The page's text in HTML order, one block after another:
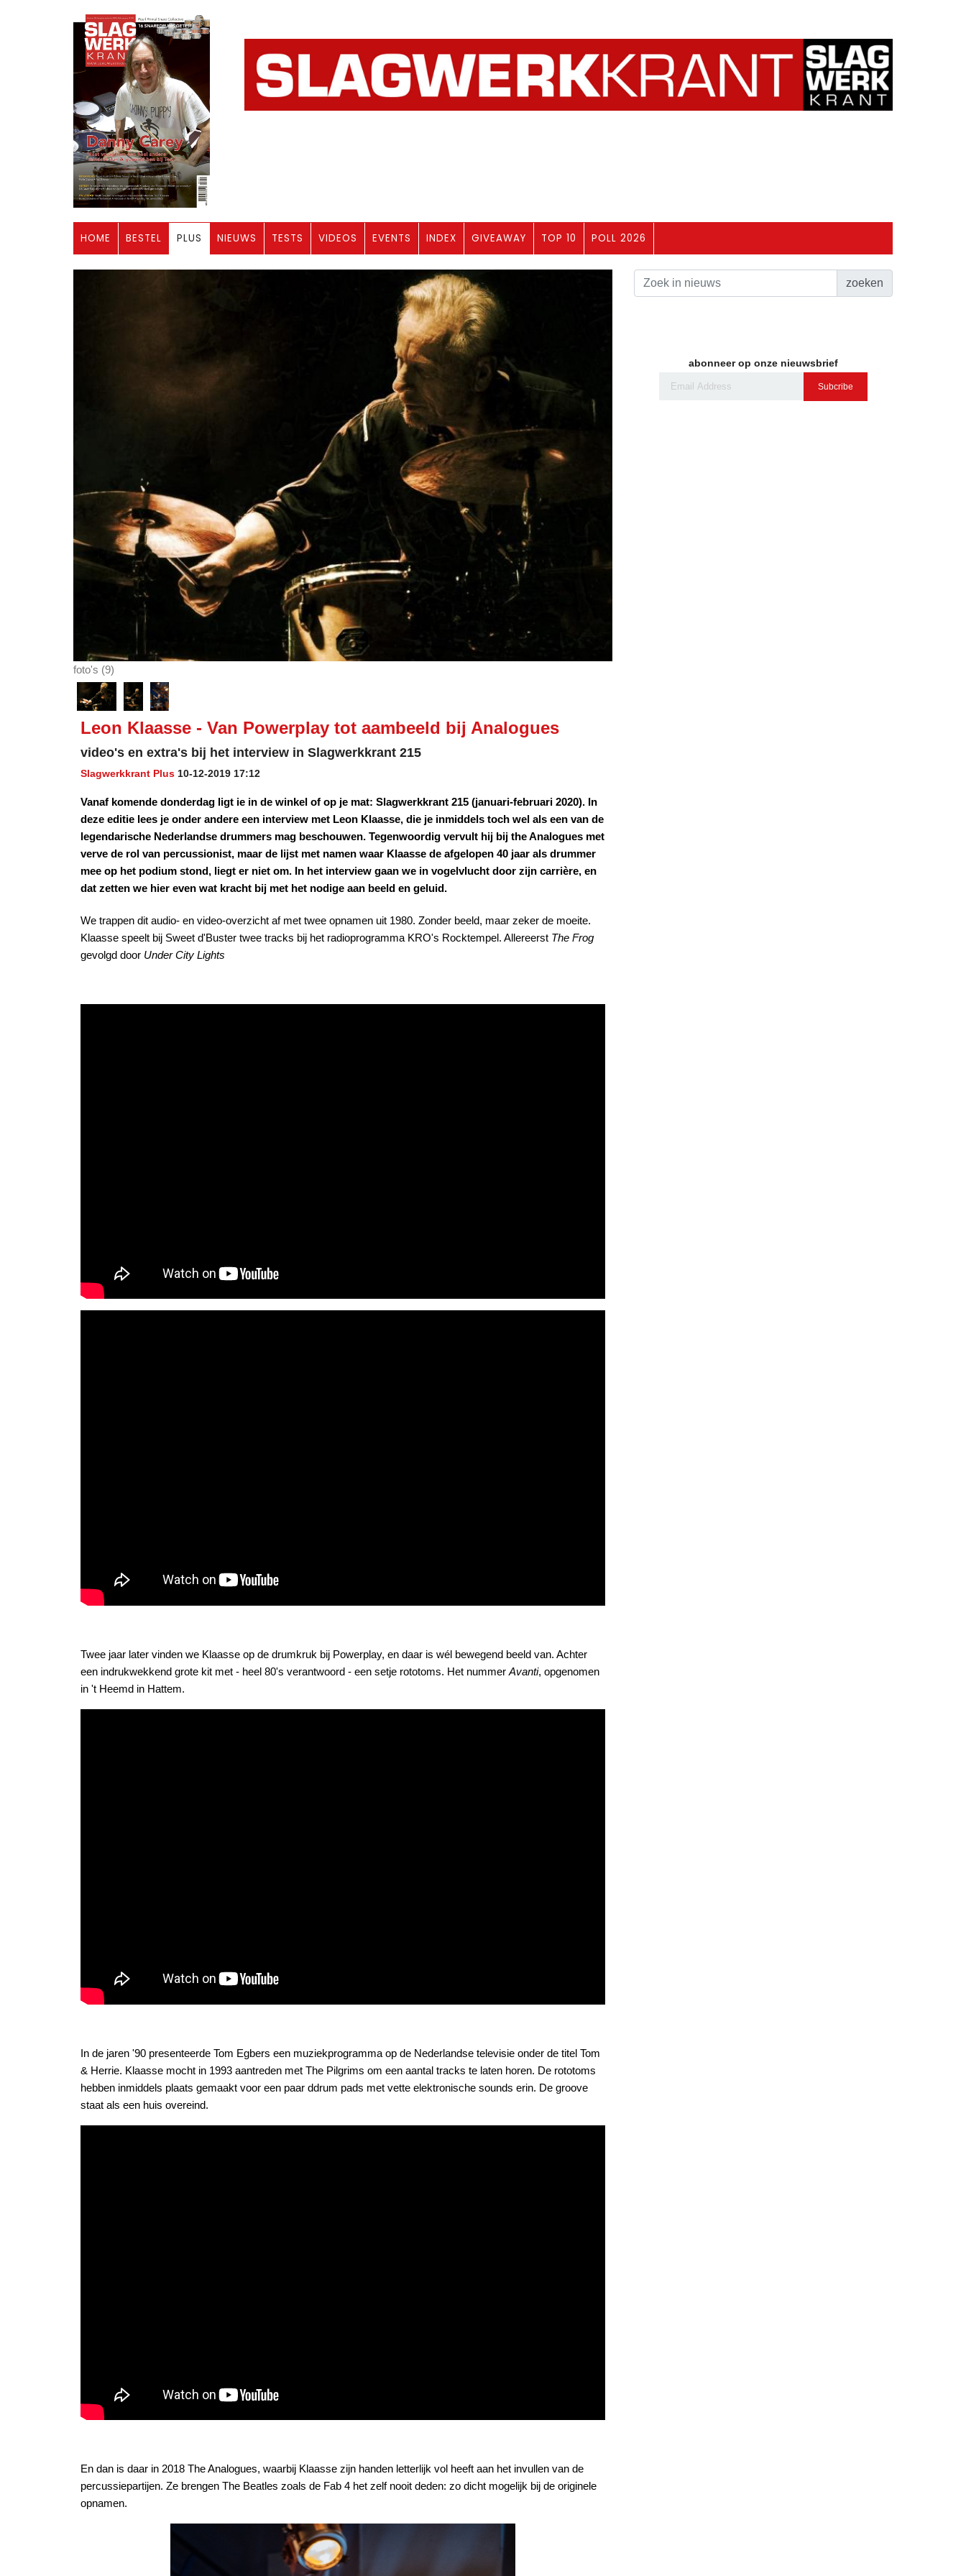
HOME BESTEL PLUS NIEUWS TESTS VIDEOS EVENTS INDEX GIVEAWAY TOP 10 POLL 2026
foto's (9)
Leon Klaasse - Van Powerplay tot aambeeld bij Analogues
video's en extra's bij het interview in Slagwerkkrant 215
Slagwerkkrant Plus 10-12-2019 17:12
Vanaf komende donderdag ligt ie in de winkel of op je mat: Slagwerkkrant 215 (januari-februari 2020). In
deze editie lees je onder andere een interview met Leon Klaasse, die je inmiddels toch wel als een van de
legendarische Nederlandse drummers mag beschouwen. Tegenwoordig vervult hij bij the Analogues met
verve de rol van percussionist, maar de lijst met namen waar Klaasse de afgelopen 40 jaar als drummer
mee op het podium stond, liegt er niet om. In het interview gaan we in vogelvlucht door zijn carrière, en
dat zetten we hier even wat kracht bij met het nodige aan beeld en geluid.
We trappen dit audio- en video-overzicht af met twee opnamen uit 1980. Zonder beeld, maar zeker de moeite.
Klaasse speelt bij Sweet d'Buster twee tracks bij het radioprogramma KRO's Rocktempel. Allereerst The Frog
gevolgd door Under City Lights
Twee jaar later vinden we Klaasse op de drumkruk bij Powerplay, en daar is wél bewegend beeld van. Achter
een indrukwekkend grote kit met - heel 80's verantwoord - een setje rototoms. Het nummer Avanti, opgenomen
in 't Heemd in Hattem.
In de jaren '90 presenteerde Tom Egbers een muziekprogramma op de Nederlandse televisie onder de titel Tom
& Herrie. Klaasse mocht in 1993 aantreden met The Pilgrims om een aantal tracks te laten horen. De rototoms
hebben inmiddels plaats gemaakt voor een paar ddrum pads met vette elektronische sounds erin. De groove
staat als een huis overeind.
En dan is daar in 2018 The Analogues, waarbij Klaasse zijn handen letterlijk vol heeft aan het invullen van de
percussiepartijen. Ze brengen The Beatles zoals de Fab 4 het zelf nooit deden: zo dicht mogelijk bij de originele
opnamen.
zoeken
abonneer op onze nieuwsbrief
Subcribe